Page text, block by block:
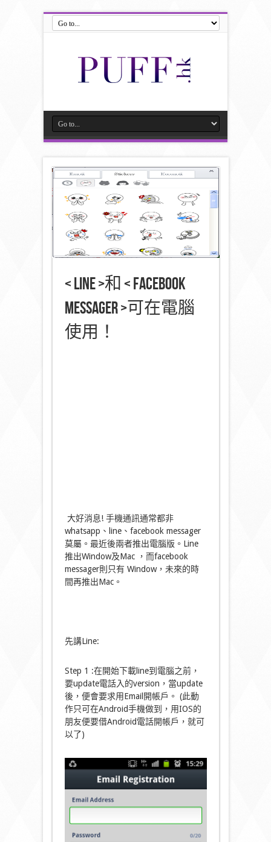
< Line >和 < Facebook
Messager >可在電腦
使用！
大好消息! 手機通訊通常都非
whatsapp、line、facebook messager
莫屬。最近後兩者推出電腦版。Line
推出Window及Mac ，而facebook
messager則只有 Window，未來的時
間再推出Mac。
先講Line:
Step 1 :在開始下載line到電腦之前，
要update電話入的version，當update
後，便會要求用Email開帳戶。 (此動
作只可在Android手機做到，用IOS的
朋友便要借Android電話開帳戶，就可
以了)